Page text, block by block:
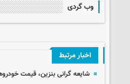
وب گردی
اخبار مرتبط
شایعه گرانی بنزین، قیمت